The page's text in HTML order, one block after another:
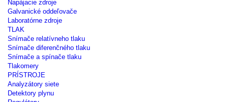
Napájacie zdroje
Galvanické oddeľovače
Laboratórne zdroje
TLAK
Snímače relatívneho tlaku
Snímače diferenčného tlaku
Snímače a spínače tlaku
Tlakomery
PRÍSTROJE
Analyzátory siete
Detektory plynu